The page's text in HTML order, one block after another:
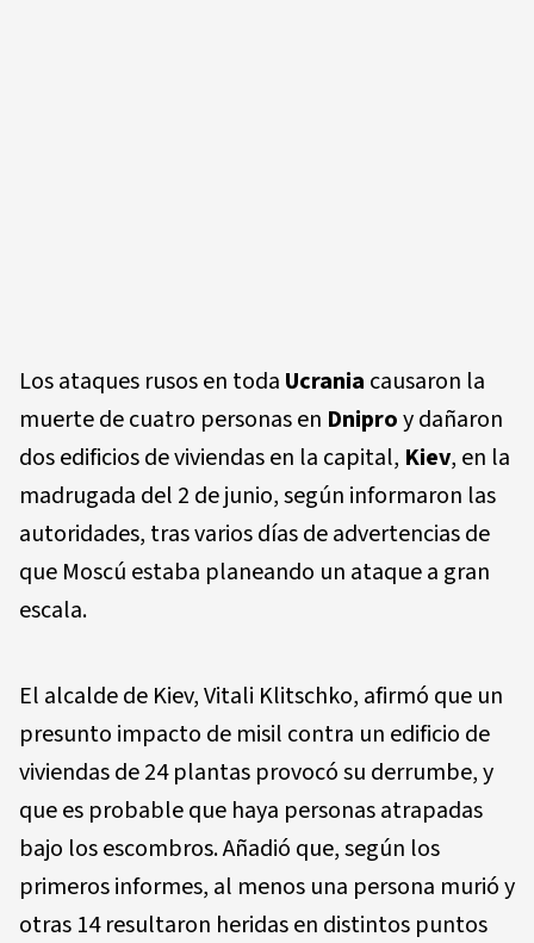
Los ataques rusos en toda Ucrania causaron la
muerte de cuatro personas en Dniproy dañaron
dos edificios de viviendas en la capital, Kiev, en la
madrugada del 2 de junio, según informaron las
autoridades, tras varios días de advertencias de
que Moscú estaba planeando un ataque a gran
escala.
El alcalde de Kiev, Vitali Klitschko, afirmó que un
presunto impacto de misil contra un edificio de
viviendas de 24 plantas provocó su derrumbe, y
que es probable que haya personas atrapadas
bajo los escombros. Añadió que, según los
primeros informes, al menos una persona murió y
otras 14 resultaron heridas en distintos puntos